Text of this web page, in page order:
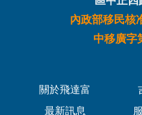
內政部移民核
中移廣字
關於飛達富
最新訊息